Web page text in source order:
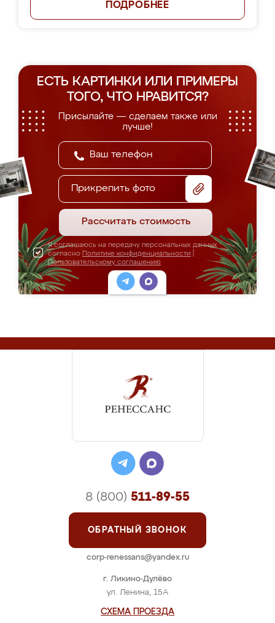
ПОДРОБНЕЕ
ЕСТЬ КАРТИНКИ ИЛИ ПРИМЕРЫ
ТОГО, ЧТО НРАВИТСЯ?
Присылайте — сделаем также или
лучше!
Прикрепить фото
Рассчитать стоимость
Я соглашаюсь на передачу персональных данных
согласно Политике конфиденциальности
Пользовательскому соглашению
г. Ликино-Дулёво
ул. Ленина, 15А
СХЕМА ПРОЕЗДА
8 (800) 511-89-55
ОБРАТНЫЙ ЗВОНОК
corp-renessans@yandex.ru